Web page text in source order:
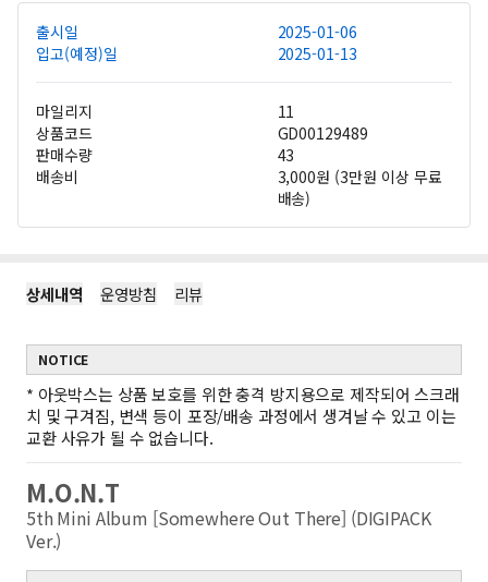
출시일
2025-01-06
입고(예정)일
2025-01-13
마일리지
11
상품코드
GD00129489
판매수량
43
배송비
3,000원 (3만원 이상 무료
배송)
상세내역 운영방침 리뷰
NOTICE
* 아웃박스는 상품 보호를 위한 충격 방지용으로 제작되어 스크래
치 및 구겨짐, 변색 등이 포장/배송 과정에서 생겨날 수 있고 이는
교환 사유가 될 수 없습니다.
M.O.N.T
5th Mini Album [Somewhere Out There] (DIGIPACK
Ver.)